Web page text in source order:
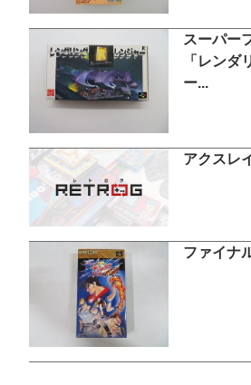
スーパー
「レンダ
ー...
アクスレ
ファイナ